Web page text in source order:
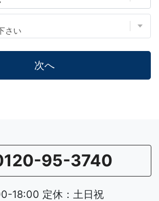
次へ
95-3740
18:00 定休：土日祝